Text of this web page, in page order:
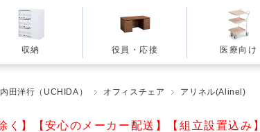
収納 役員・応接 医療向け
内田洋行（UCHIDA） オフィスチェア アリネル(Alinel)
く】【安心のメーカー配送】【組立設置込み】